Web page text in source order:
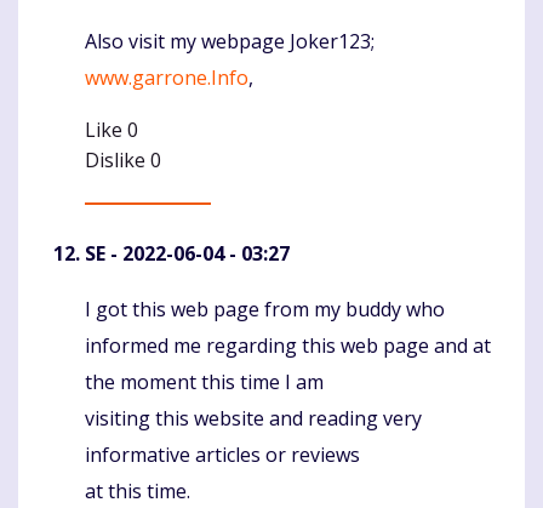
Also visit my webpage Joker123;
www.garrone.Info,
Like 0
Dislike 0
SE - 2022-06-04 - 03:27
Komentaras
I got this web page from my buddy who
informed me regarding this web page and at
the moment this time I am
visiting this website and reading very
informative articles or reviews
at this time.